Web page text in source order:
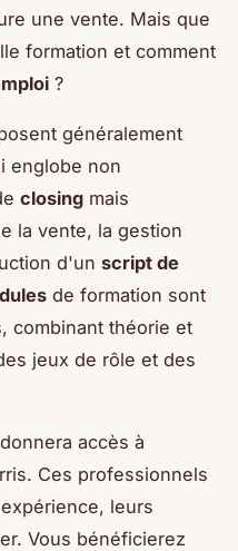
une vente. Mais que
formation et comment
?
généralement
englobe non
closing mais
la vente, la gestion
d'un script de
de formation sont
combinant théorie et
jeux de rôle et des
accès à
Ces professionnels
leurs
Vous bénéficierez